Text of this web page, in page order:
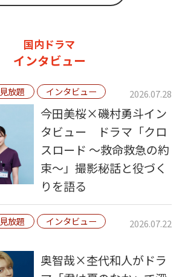
国内ドラマ
インタビュー
見放題 インタビュー 2026.07.28
今田美桜×磯村勇斗イン
タビュー ドラマ「クロ
スロード ～救命救急の約
束～」撮影秘話と役づく
りを語る
見放題
インタビュー
2026.07.22
奥智哉×杢代和人がドラ